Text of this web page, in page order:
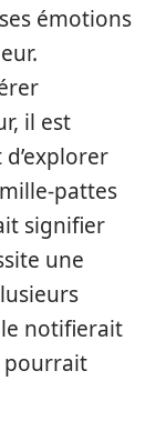
émotions
il est
pattes
signifier
une
notifierait
pourrait